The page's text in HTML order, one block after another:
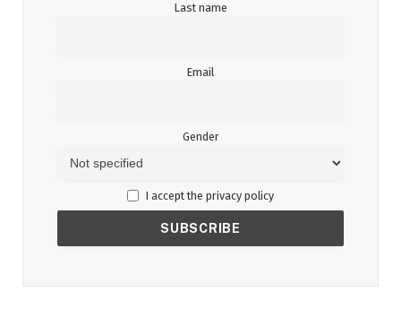
Last name
Email
Gender
I accept the privacy policy